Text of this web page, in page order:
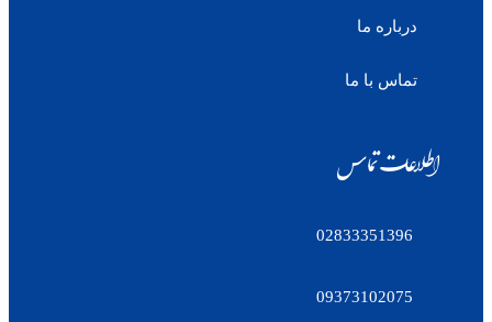
درباره ما
تماس با ما
اطلاعات تماس
02833351396
09373102075